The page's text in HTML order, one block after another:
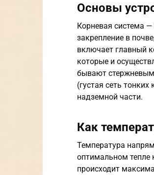
Основы
Корневая система —
закрепление в
включает главный
которые и
бывают
(густая сеть
надземной части.
Как
Температура
оптимальном тепле
происходит